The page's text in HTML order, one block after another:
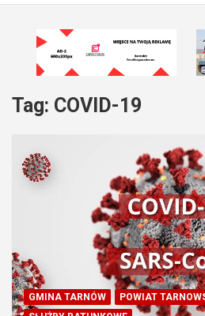
Tag: COVID-19
GMINA TARNÓW
POWIAT